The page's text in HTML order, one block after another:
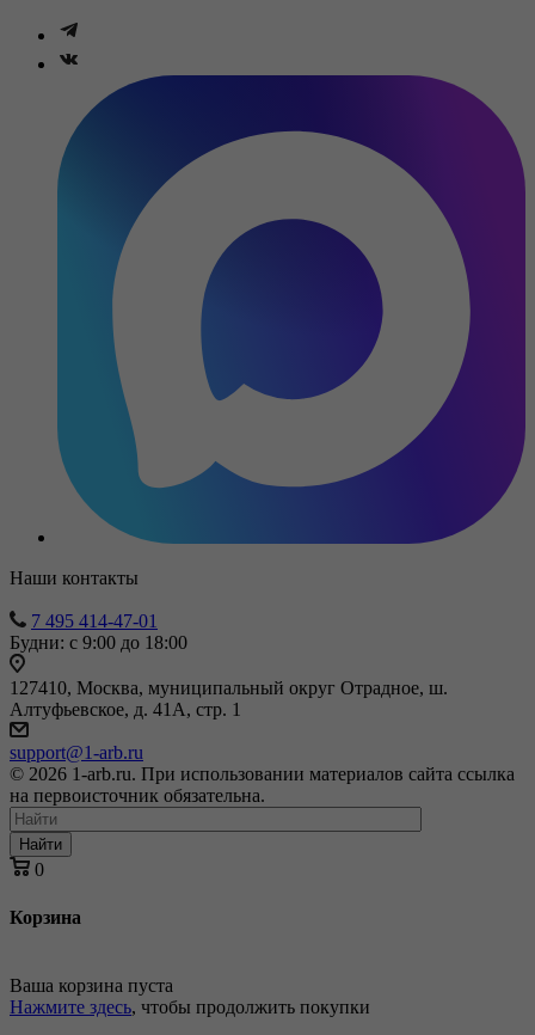
Наши контакты
7 495 414-47-01
Будни: с 9:00 до 18:00
127410, Москва, муниципальный округ Отрадное, ш.
Алтуфьевское, д. 41А, стр. 1
support@1-arb.ru
© 2026 1-arb.ru. При использовании материалов сайта ссылка
на первоисточник обязательна.
Найти
0
Корзина
Ваша корзина пуста
Нажмите здесь, чтобы продолжить покупки